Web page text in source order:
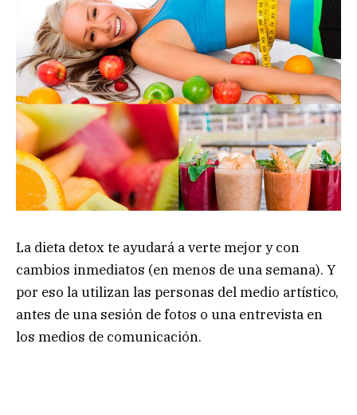
La dieta detox te ayudará a verte mejor y con
cambios inmediatos (en menos de una semana). Y
por eso la utilizan las personas del medio artístico,
antes de una sesión de fotos o una entrevista en
los medios de comunicación.